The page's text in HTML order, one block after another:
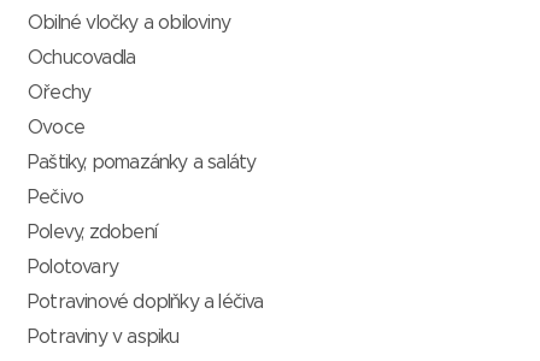
Obilné vločky a obiloviny
Ochucovadla
Ořechy
Ovoce
Paštiky, pomazánky a saláty
Pečivo
Polevy, zdobení
Polotovary
Potravinové doplňky a léčiva
Potraviny v aspiku